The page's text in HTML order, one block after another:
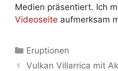
Medien präsentiert. Ich
Videoseite aufmerksam
Kategorien
Eruptionen
Vulkan Villarrica mit